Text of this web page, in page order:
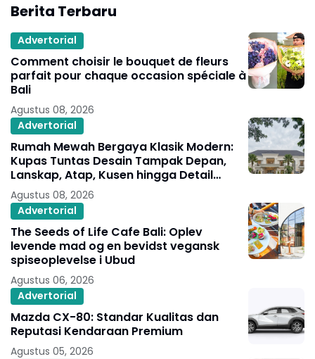
Berita Terbaru
Advertorial
Comment choisir le bouquet de fleurs
parfait pour chaque occasion spéciale à
Bali
Agustus 08, 2026
Advertorial
Rumah Mewah Bergaya Klasik Modern:
Kupas Tuntas Desain Tampak Depan,
Lanskap, Atap, Kusen hingga Detail
Arsitekturnya
Agustus 08, 2026
Advertorial
The Seeds of Life Cafe Bali: Oplev
levende mad og en bevidst vegansk
spiseoplevelse i Ubud
Agustus 06, 2026
Advertorial
Mazda CX-80: Standar Kualitas dan
Reputasi Kendaraan Premium
Agustus 05, 2026